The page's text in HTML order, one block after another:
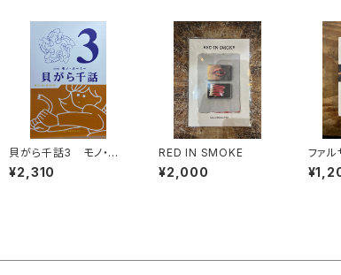
貝がら千話3 モノ・ホ
ーミー
¥2,310
RED IN SMOKE
¥2,000
ファ